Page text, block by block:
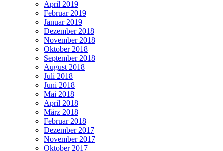
April 2019
Februar 2019
Januar 2019
Dezember 2018
November 2018
Oktober 2018
September 2018
August 2018
Juli 2018
Juni 2018
Mai 2018
April 2018
März 2018
Februar 2018
Dezember 2017
November 2017
Oktober 2017